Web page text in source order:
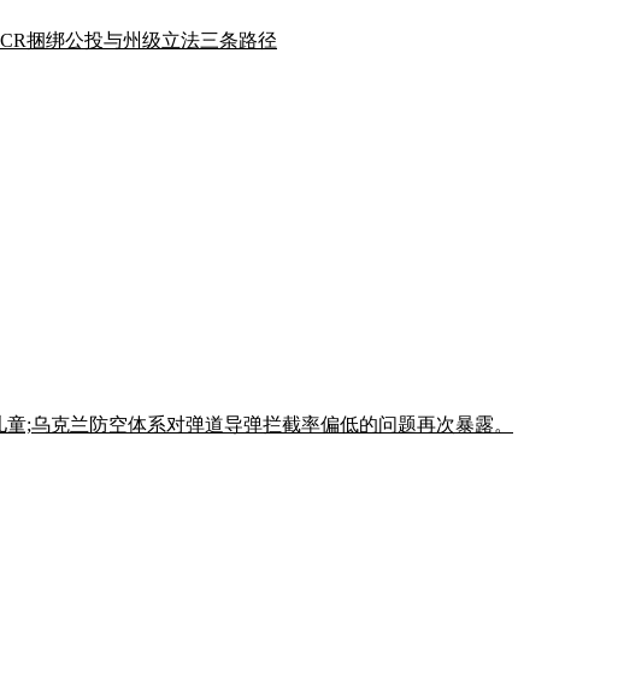
捆绑公投与州级立法三条路径
;乌克兰防空体系对弹道导弹拦截率偏低的问题再次暴露。